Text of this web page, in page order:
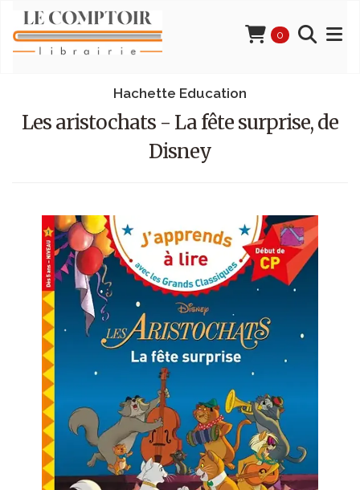
0
Hachette Education
Les aristochats - La fête surprise, de
Disney